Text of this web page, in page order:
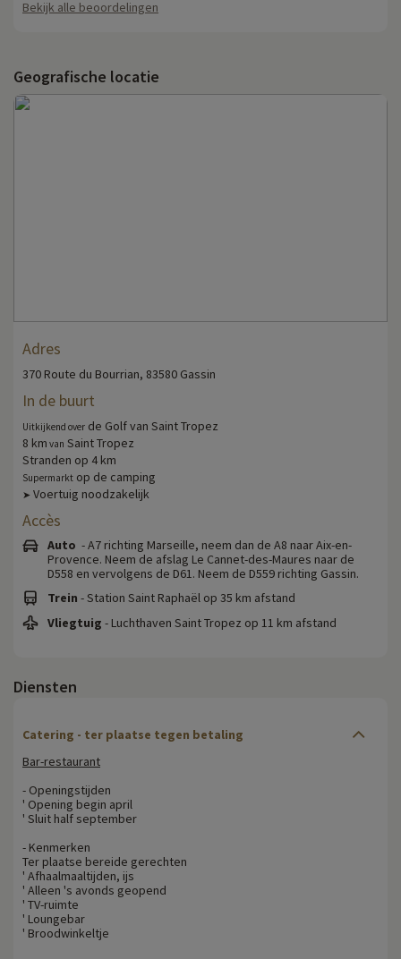
Bekijk alle beoordelingen
Geografische locatie
Adres
370 Route du Bourrian, 83580 Gassin
In de buurt
Uitkijkend over de Golf van Saint Tropez
8 km van Saint Tropez
Stranden op 4 km
Supermarkt op de camping
➤ Voertuig noodzakelijk
Accès
Auto - A7 richting Marseille, neem dan de A8 naar Aix-en-
Provence. Neem de afslag Le Cannet-des-Maures naar de
D558 en vervolgens de D61. Neem de D559 richting Gassin.
Trein - Station Saint Raphaël op 35 km afstand
Vliegtuig - Luchthaven Saint Tropez op 11 km afstand
Diensten
Catering - ter plaatse tegen betaling
Bar-restaurant
- Openingstijden
' Opening begin april
' Sluit half september
- Kenmerken
Ter plaatse bereide gerechten
' Afhaalmaaltijden, ijs
' Alleen 's avonds geopend
' TV-ruimte
' Loungebar
' Broodwinkeltje